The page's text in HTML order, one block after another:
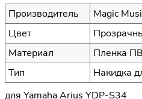
Производитель
Magic
Цвет
Материал
Пленка
Тип
Накидка
для Yamaha Arius YDP-S34